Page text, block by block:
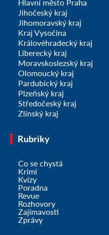
Hlavní město Praha
Jihočeský kraj
Jihomoravský kraj
Kraj Vysočina
Královéhradecký kraj
Liberecký kraj
Moravskoslezský kraj
Olomoucký kraj
Pardubický kraj
Plzeňský kraj
Středočeský kraj
Zlínský kraj
Rubriky
Co se chystá
Krimi
Kvízy
Poradna
Revue
Rozhovory
Zajímavosti
Zprávy